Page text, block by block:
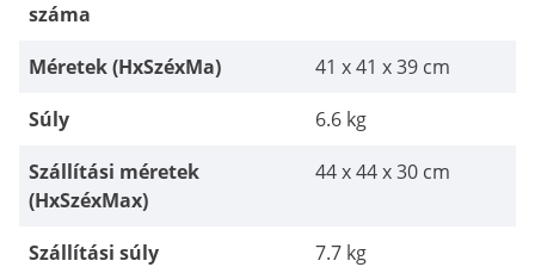
száma
Méretek (HxSzéxMa)
41 x 41 x 39 cm
Súly
6.6 kg
Szállítási méretek
(HxSzéxMax)
44 x 44 x 30 cm
Szállítási súly 7.7 kg